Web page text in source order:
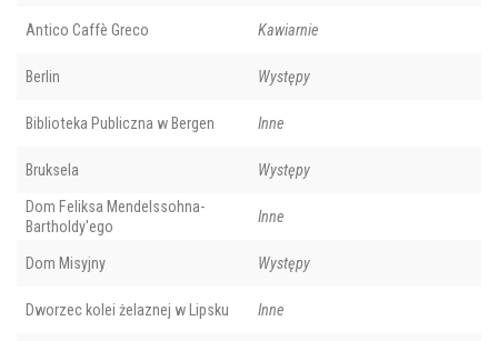
Antico Caffè Greco Kawiarnie
Berlin Występy
Biblioteka Publiczna w Bergen Inne
Bruksela Występy
Dom Feliksa Mendelssohna-
Bartholdy'ego
Inne
Dom Misyjny Występy
Dworzec kolei żelaznej w Lipsku Inne